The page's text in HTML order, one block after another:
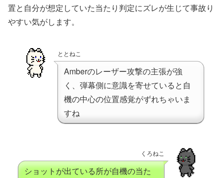
置と自分が想定していた当たり判定にズレが生じて事故り
やすい気がします。
ととねこ
Amberのレーザー攻撃の主張が強
く、弾幕側に意識を寄せていると自
機の中心の位置感覚がずれちゃいま
すね
くろねこ
ショットが出ている所が自機の当た